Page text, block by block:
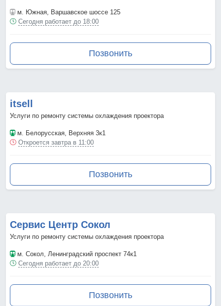
м. Южная , Варшавское шоссе 125
Сегодня работает до 18:00
Позвонить
itsell
Услуги по ремонту системы охлаждения проектора
м. Белорусская , Верхняя 3к1
Откроется завтра в 11:00
Позвонить
Сервис Центр Сокол
Услуги по ремонту системы охлаждения проектора
м. Сокол , Ленинградский проспект 74к1
Сегодня работает до 20:00
Позвонить